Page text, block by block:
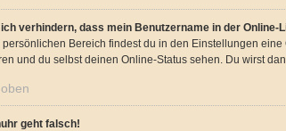
verhindern, dass mein Benutzername in der Online-
persönlichen Bereich findest du in den Einstellungen
und du selbst deinen Online-Status sehen. Du wirst
geht falsch!